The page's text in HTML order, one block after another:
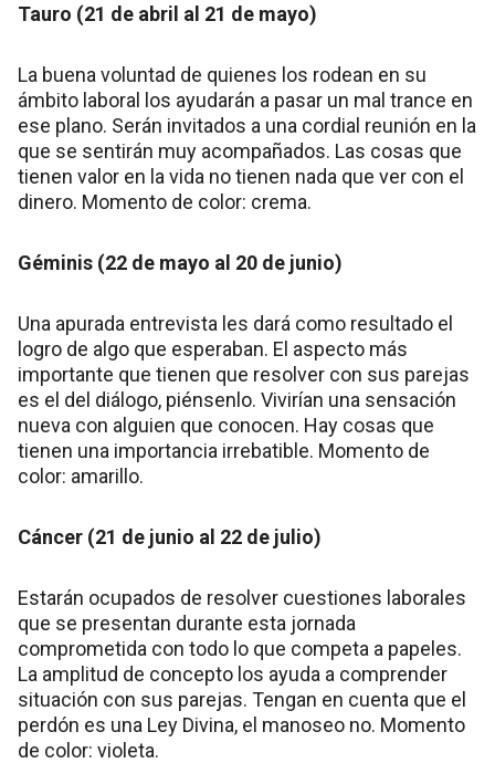
Tauro (21 de abril al 21 de mayo)
La buena voluntad de quienes los rodean en su
ámbito laboral los ayudarán a pasar un mal trance en
ese plano. Serán invitados a una cordial reunión en la
que se sentirán muy acompañados. Las cosas que
tienen valor en la vida no tienen nada que ver con el
dinero. Momento de color: crema.
Géminis (22 de mayo al 20 de junio)
Una apurada entrevista les dará como resultado el
logro de algo que esperaban. El aspecto más
importante que tienen que resolver con sus parejas
es el del diálogo, piénsenlo. Vivirían una sensación
nueva con alguien que conocen. Hay cosas que
tienen una importancia irrebatible. Momento de
color: amarillo.
Cáncer (21 de junio al 22 de julio)
Estarán ocupados de resolver cuestiones laborales
que se presentan durante esta jornada
comprometida con todo lo que competa a papeles.
La amplitud de concepto los ayuda a comprender
situación con sus parejas. Tengan en cuenta que el
perdón es una Ley Divina, el manoseo no. Momento
de color: violeta.